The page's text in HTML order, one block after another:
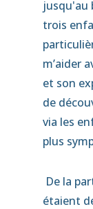
jusqu'au
trois
m’aider
et son
de
via les
plus
De la
étaient